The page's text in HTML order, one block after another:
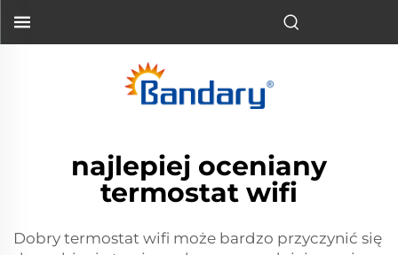
najlepiej oceniany
termostat wifi
Dobry termostat wifi może bardzo przyczynić się